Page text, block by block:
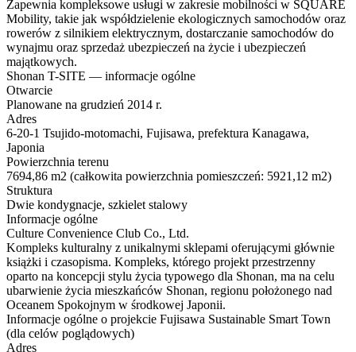
Zapewnia kompleksowe usługi w zakresie mobilności w SQUARE
Mobility, takie jak współdzielenie ekologicznych samochodów oraz
rowerów z silnikiem elektrycznym, dostarczanie samochodów do
wynajmu oraz sprzedaż ubezpieczeń na życie i ubezpieczeń
majątkowych.
Shonan T-SITE — informacje ogólne
Otwarcie
Planowane na grudzień 2014 r.
Adres
6-20-1 Tsujido-motomachi, Fujisawa, prefektura Kanagawa,
Japonia
Powierzchnia terenu
7694,86 m2 (całkowita powierzchnia pomieszczeń: 5921,12 m2)
Struktura
Dwie kondygnacje, szkielet stalowy
Informacje ogólne
Culture Convenience Club Co., Ltd.
Kompleks kulturalny z unikalnymi sklepami oferującymi głównie
książki i czasopisma. Kompleks, którego projekt przestrzenny
oparto na koncepcji stylu życia typowego dla Shonan, ma na celu
ubarwienie życia mieszkańców Shonan, regionu położonego nad
Oceanem Spokojnym w środkowej Japonii.
Informacje ogólne o projekcie Fujisawa Sustainable Smart Town
(dla celów poglądowych)
Adres